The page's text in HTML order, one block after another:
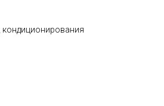
кондиционирования